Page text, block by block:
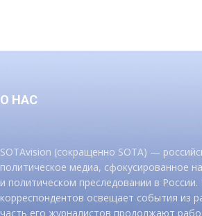
О НАС
SOTAvision (сокращенно SOTA) —
политическое медиа, сфокусированное
и политическом преследовании в
корреспондентов освещает события из
часть его журналистов продолжают